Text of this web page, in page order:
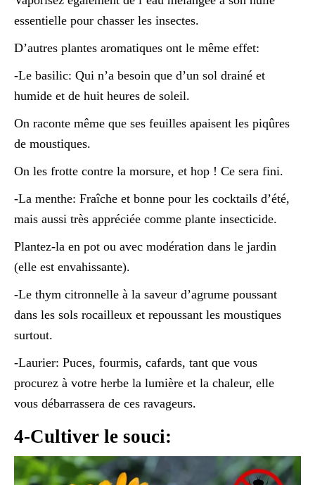
essentielle pour chasser les insectes.
D’autres plantes aromatiques ont le même effet:
-Le basilic: Qui n’a besoin que d’un sol drainé et
humide et de huit heures de soleil.
On raconte même que ses feuilles apaisent les piqûres
de moustiques.
On les frotte contre la morsure, et hop ! Ce sera fini.
-La menthe: Fraîche et bonne pour les cocktails d’été,
mais aussi très appréciée comme plante insecticide.
Plantez-la en pot ou avec modération dans le jardin
(elle est envahissante).
-Le thym citronnelle à la saveur d’agrume poussant
dans les sols rocailleux et repoussant les moustiques
surtout.
-Laurier: Puces, fourmis, cafards, tant que vous
procurez à votre herbe la lumière et la chaleur, elle
vous débarrassera de ces ravageurs.
4-Cultiver le souci: